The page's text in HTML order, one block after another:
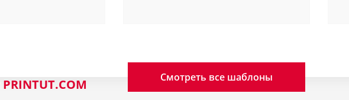
Смотреть все шаблоны
PRINTUT.COM